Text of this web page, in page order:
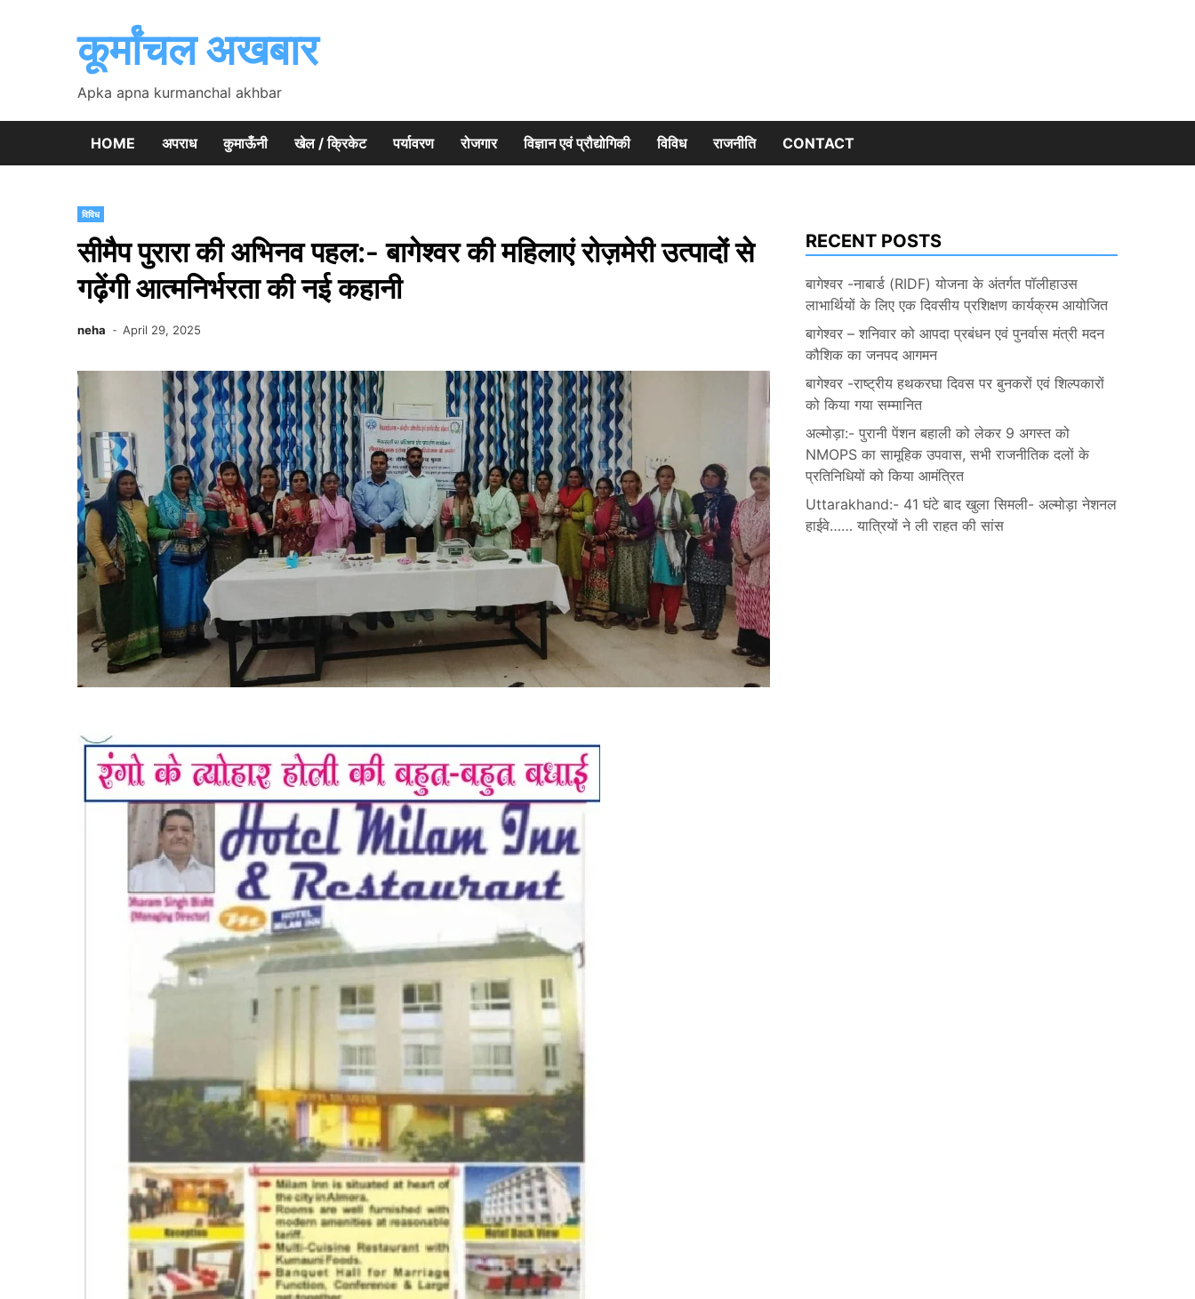
कूर्मांचल अखबार
Apka apna kurmanchal akhbar
HOME अपराध कुमाऊँनी खेल / क्रिकेट पर्यावरण रोजगार विज्ञान एवं प्रौद्योगिकी विविध राजनीति CONTACT
विविध
सीमैप पुरारा की अभिनव पहल:- बागेश्वर की महिलाएं रोज़मेरी उत्पादों से
गढ़ेंगी आत्मनिर्भरता की नई कहानी
neha April 29, 2025
RECENT POSTS
बागेश्वर -नाबार्ड (RIDF) योजना के अंतर्गत पॉलीहाउस
लाभार्थियों के लिए एक दिवसीय प्रशिक्षण कार्यक्रम आयोजित
बागेश्वर – शनिवार को आपदा प्रबंधन एवं पुनर्वास मंत्री मदन
कौशिक का जनपद आगमन
बागेश्वर -राष्ट्रीय हथकरघा दिवस पर बुनकरों एवं शिल्पकारों
को किया गया सम्मानित
अल्मोड़ा:- पुरानी पेंशन बहाली को लेकर 9 अगस्त को
NMOPS का सामूहिक उपवास, सभी राजनीतिक दलों के
प्रतिनिधियों को किया आमंत्रित
Uttarakhand:- 41 घंटे बाद खुला सिमली- अल्मोड़ा नेशनल
हाईवे…… यात्रियों ने ली राहत की सांस